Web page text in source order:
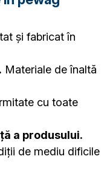
și fabricat în
Materiale de înaltă
cu toate
a produsului.
de mediu dificile